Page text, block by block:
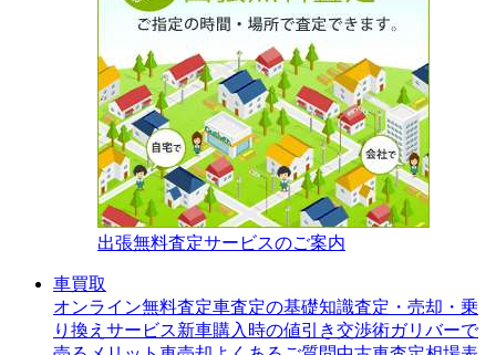
出張無料査定サービスのご案内
車買取
オンライン無料査定車査定の基礎知識査定・売却・乗
り換えサービス新車購入時の値引き交渉術ガリバーで